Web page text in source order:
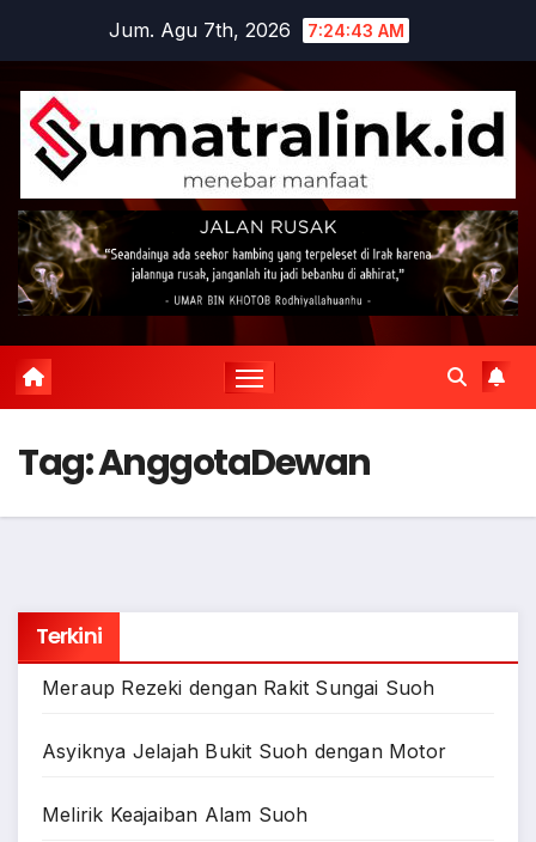
content
Jum. Agu 7th, 2026 7:24:43 AM
Tag:AnggotaDewan
Terkini
Meraup Rezeki dengan Rakit Sungai Suoh
Asyiknya Jelajah Bukit Suoh dengan Motor
Melirik Keajaiban Alam Suoh